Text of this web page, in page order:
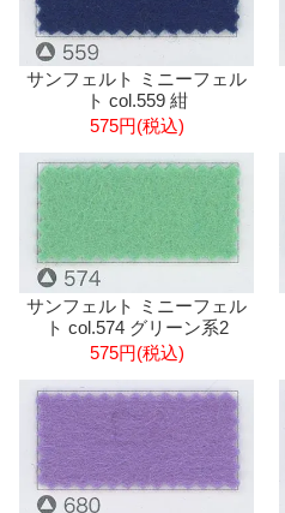
サンフェルト ミニーフェル
ト col.559 紺
575円(税込)
サンフェルト ミニーフェル
ト col.574 グリーン系2
575円(税込)